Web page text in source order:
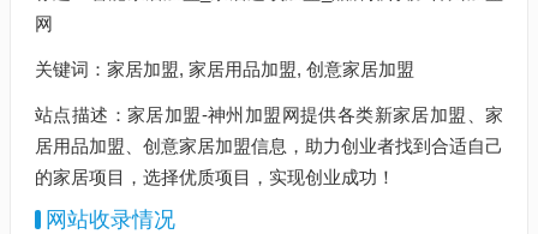
网
关键词：家居加盟, 家居用品加盟, 创意家居加盟
站点描述：家居加盟-神州加盟网提供各类新家居加盟、家
居用品加盟、创意家居加盟信息，助力创业者找到合适自己
的家居项目，选择优质项目，实现创业成功！
网站收录情况